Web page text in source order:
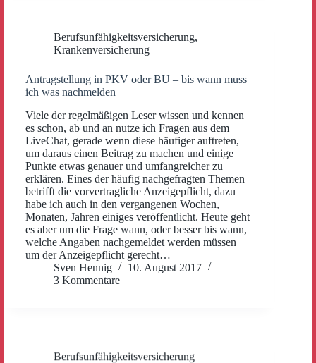
Berufsunfähigkeitsversicherung,
Krankenversicherung
Antragstellung in PKV oder BU – bis wann muss
ich was nachmelden
Viele der regelmäßigen Leser wissen und kennen
es schon, ab und an nutze ich Fragen aus dem
LiveChat, gerade wenn diese häufiger auftreten,
um daraus einen Beitrag zu machen und einige
Punkte etwas genauer und umfangreicher zu
erklären. Eines der häufig nachgefragten Themen
betrifft die vorvertragliche Anzeigepflicht, dazu
habe ich auch in den vergangenen Wochen,
Monaten, Jahren einiges veröffentlicht. Heute geht
es aber um die Frage wann, oder besser bis wann,
welche Angaben nachgemeldet werden müssen
um der Anzeigepflicht gerecht…
Sven Hennig
10. August 2017
3 Kommentare
Berufsunfähigkeitsversicherung